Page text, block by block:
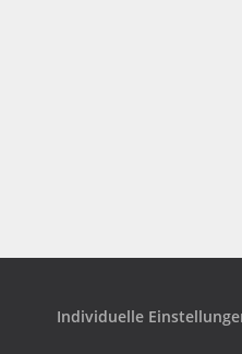
Individuelle